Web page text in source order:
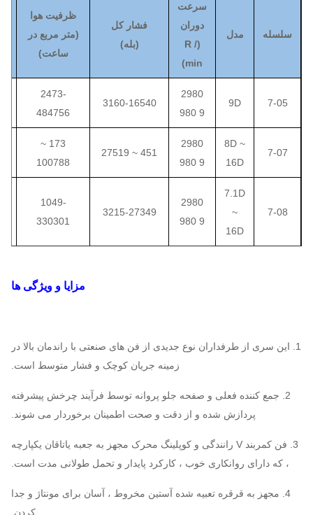
سلسله مدل
سرعت
دوران
(
R /
min)
فشار کل
(بله)
ظرفیت هوا
(متر مربع در
ساعت)
7-05
9D
2980
9 980
3160-16540
2473-
484756
7-07
8D ~
16D
2980
9 980
451 ~ 27519
173 ~
100788
7-08
7.1D
~
16D
2980
9 980
3215-27349
1049-
330301
12378
70
2264 ~ 4109
1450
25019 125
25038
7-10
7.1D
~
3174-25573
مزایا و ویژگی ها
1. این سری از طرفداران نوع جدیدی از فن های صنعتی با راندمان بالا در
زمینه جریان کوچک و فشار متوسط ​​است.
2. جمع کننده فعلی و صفحه جلو پروانه توسط فرآیند چرخش پیشرفته
پردازش شده و از دقت و صحت اطمینان برخوردار می شوند.
3. فن کمربند V رانندگی و کوپلینگ محرک مجهز به جعبه یاتاقان یکپارچه
، که دارای روانکاری خوب ، کارکرد پایدار و تحمل طولانی مدت است.
4. مجهز به قرقره تعبیه شده آستین مخروط ، آسان برای مونتاژ و جدا
کردن.